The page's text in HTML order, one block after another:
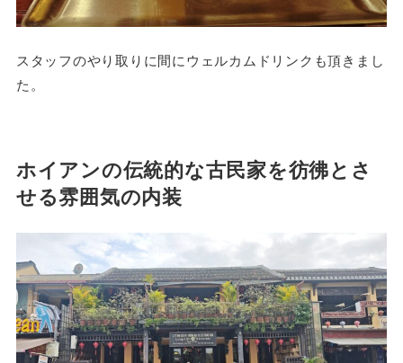
スタッフのやり取りに間にウェルカムドリンクも頂きまし
た。
ホイアンの伝統的な古民家を彷彿とさ
せる雰囲気の内装